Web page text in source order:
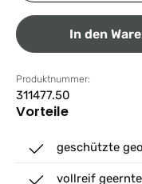
In den
Produktnummer:
311477.50
Vorteile
geschützte
vollreif